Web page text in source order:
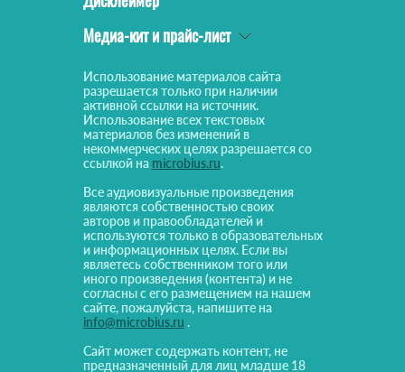
Медиа-кит и прайс-лист
Использование материалов сайта
разрешается только при наличии
активной ссылки на источник.
Использование всех текстовых
материалов без изменений в
некоммерческих целях разрешается со
ссылкой на microbius.ru.
Все аудиовизуальные произведения
являются собственностью своих
авторов и правообладателей и
используются только в образовательных
и информационных целях. Если вы
являетесь собственником того или
иного произведения (контента) и не
согласны с его размещением на нашем
сайте, пожалуйста, напишите на
info@microbius.ru .
Сайт может содержать контент, не
предназначенный для лиц младше 18